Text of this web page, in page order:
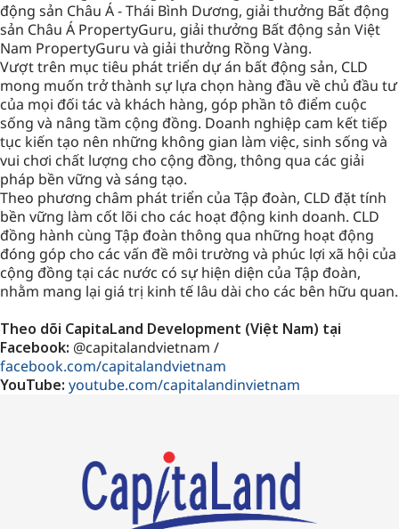
động sản Châu Á - Thái Bình Dương, giải thưởng Bất động
sản Châu Á PropertyGuru, giải thưởng Bất động sản Việt
Nam PropertyGuru và giải thưởng Rồng Vàng.
Vượt trên mục tiêu phát triển dự án bất động sản, CLD
mong muốn trở thành sự lựa chọn hàng đầu về chủ đầu tư
của mọi đối tác và khách hàng, góp phần tô điểm cuộc
sống và nâng tầm cộng đồng. Doanh nghiệp cam kết tiếp
tục kiến tạo nên những không gian làm việc, sinh sống và
vui chơi chất lượng cho cộng đồng, thông qua các giải
pháp bền vững và sáng tạo.
Theo phương châm phát triển của Tập đoàn, CLD đặt tính
bền vững làm cốt lõi cho các hoạt động kinh doanh. CLD
đồng hành cùng Tập đoàn thông qua những hoạt động
đóng góp cho các vấn đề môi trường và phúc lợi xã hội của
cộng đồng tại các nước có sự hiện diện của Tập đoàn,
nhằm mang lại giá trị kinh tế lâu dài cho các bên hữu quan.
Theo dõi CapitaLand Development (Việt Nam) tại
Facebook: @capitalandvietnam /
facebook.com/capitalandvietnam
YouTube: youtube.com/capitalandinvietnam